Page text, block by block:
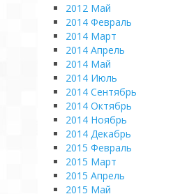
2012 Май
2014 Февраль
2014 Март
2014 Апрель
2014 Май
2014 Июль
2014 Сентябрь
2014 Октябрь
2014 Ноябрь
2014 Декабрь
2015 Февраль
2015 Март
2015 Апрель
2015 Май